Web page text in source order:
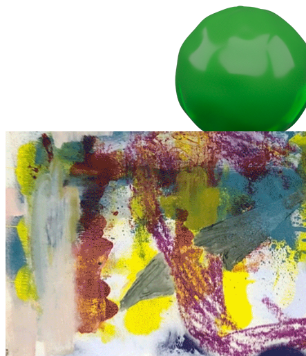
2026 2025 2024 2023 2022
Дни современного искусства / Days of Contemporary Art